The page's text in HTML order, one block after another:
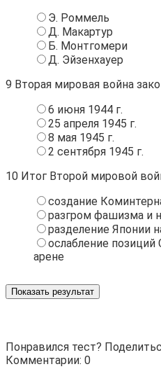
Э. Роммель
Д. Макартур
Б. Монтгомери
Д. Эйзенхауер
9 Вторая мировая война
6 июня 1944 г.
25 апреля 1945 г.
8 мая 1945 г.
2 сентября 1945 г.
10 Итог Второй мировой
создание
разгром фашизма и
разделение Японии
ослабление
арене
Показать результат
Понравился тест?
Комментарии: 0